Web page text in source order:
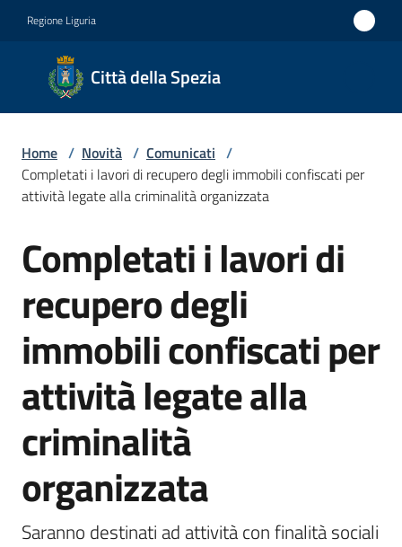
Regione Liguria
Città della Spezia
Città
della
Medaglia
d'oro al
Civile
Medaglia
d'argento
al Valor
Militare
Amministrazione
Novità
Menu selezionato
Home / Novità / Comunicati /
Completati i lavori di recupero degli immobili confiscati per
attività legate alla criminalità organizzata
Salta al contenuto
Completati i lavori di
recupero degli
immobili confiscati per
attività legate alla
criminalità
organizzata
Saranno destinati ad attività con finalità sociali